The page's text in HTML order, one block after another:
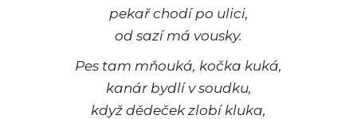
pekař chodí po ulici,
od sazí má vousky.
Pes tam mňouká, kočka kuká,
kanár bydlí v soudku,
když dědeček zlobí kluka,